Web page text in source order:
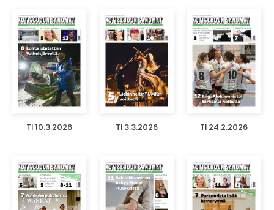
TI 10.3.2026 TI 3.3.2026 TI 24.2.2026